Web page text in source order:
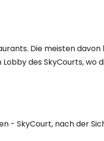
Die meisten
des SkyCourts, wo
- SkyCourt, nach der
bei